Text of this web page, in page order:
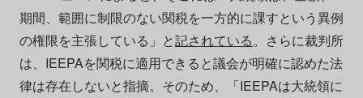
期間、範囲に制限のない関税を一方的に課すという異例
の権限を主張している」と記されている。さらに裁判所
は、IEEPAを関税に適用できると議会が明確に認めた法
律は存在しないと指摘。そのため、「IEEPAは大統領に